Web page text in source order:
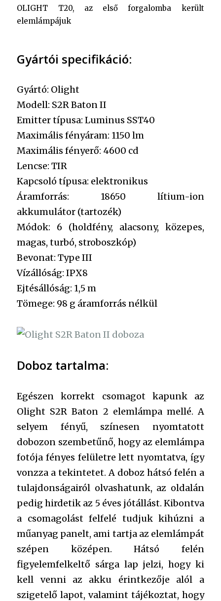
OLIGHT T20, az első forgalomba került
elemlámpájuk
Gyártói specifikáció:
Gyártó: Olight
Modell: S2R Baton II
Emitter típusa: Luminus SST40
Maximális fényáram: 1150 lm
Maximális fényerő: 4600 cd
Lencse: TIR
Kapcsoló típusa: elektronikus
Áramforrás: 18650 lítium-ion
akkumulátor (tartozék)
Módok: 6 (holdfény, alacsony, közepes,
magas, turbó, stroboszkóp)
Bevonat: Type III
Vízállóság: IPX8
Ejtésállóság: 1,5 m
Tömege: 98 g áramforrás nélkül
Doboz tartalma:
Egészen korrekt csomagot kapunk az
Olight S2R Baton 2 elemlámpa mellé. A
selyem fényű, színesen nyomtatott
dobozon szembetűnő, hogy az elemlámpa
fotója fényes felületre lett nyomtatva, így
vonzza a tekintetet. A doboz hátsó felén a
tulajdonságairól olvashatunk, az oldalán
pedig hirdetik az 5 éves jótállást. Kibontva
a csomagolást felfelé tudjuk kihúzni a
műanyag panelt, ami tartja az elemlámpát
szépen középen. Hátsó felén
figyelemfelkeltő sárga lap jelzi, hogy ki
kell venni az akku érintkezője alól a
szigetelő lapot, valamint tájékoztat, hogy